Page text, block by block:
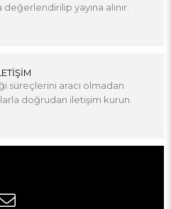
yayına alınır.
süreçlerini aracı olmadan
doğrudan iletişim kurun.